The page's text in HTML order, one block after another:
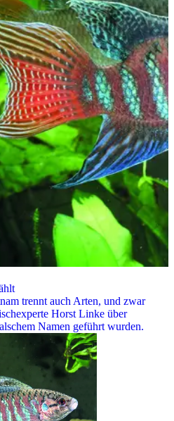
trennt auch Arten, und zwar
Horst Linke über
Namen geführt wurden.